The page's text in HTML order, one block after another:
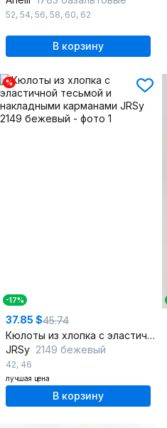
52, 54, 56, 58, 60, 62
В корзину
%
-17%
37.85 $45.74
Кюлоты из хлопка с эластичной тесьмой и накладными карманами
JRSy 2149 бежевый
42, 46
лучшая цена
В корзину